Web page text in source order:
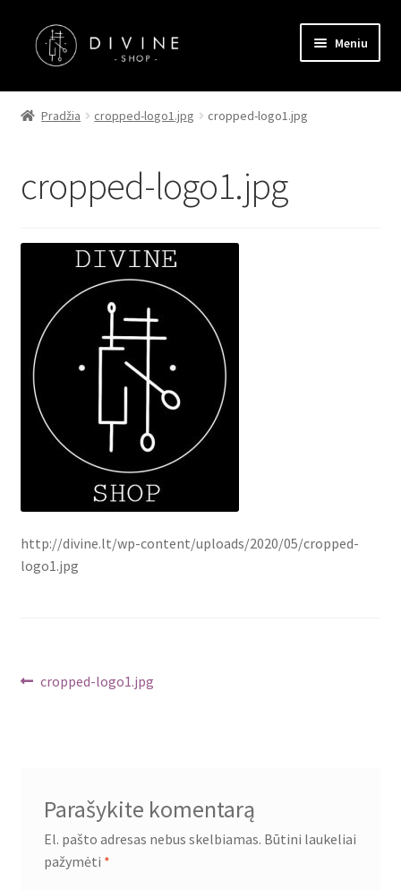
Pereiti
prie
Pereiti
prie
Meniu
Pagrindinis
Kontaktai
Apmokėjimas
Pradžia cropped-logo1.jpg cropped-logo1.jpg
cropped-logo1.jpg
http://divine.lt/wp-content/uploads/2020/05/cropped-
logo1.jpg
Navigacija
Ankstenis
cropped-logo1.jpg
Parašykite komentarą
El. pašto adresas nebus skelbiamas. Būtini laukeliai
pažymėti *